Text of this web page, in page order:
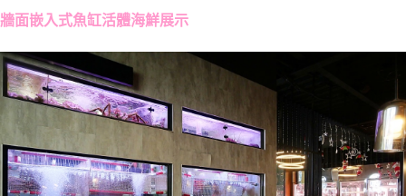
牆面嵌入式魚缸活體海鮮展示